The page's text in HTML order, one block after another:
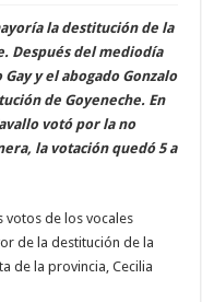
la destitución de la
Después del mediodía
y el abogado Gonzalo
de Goyeneche. En
votó por la no
la votación quedó 5 a
votos de los vocales
de la destitución de la
de la provincia, Cecilia